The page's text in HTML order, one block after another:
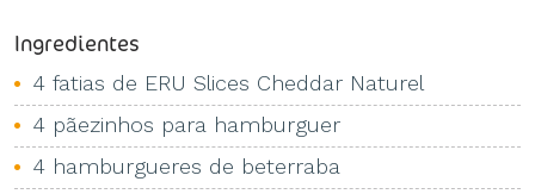
Ingredientes
4 fatias de ERU Slices Cheddar Naturel
4 pãezinhos para hamburguer
4 hamburgueres de beterraba